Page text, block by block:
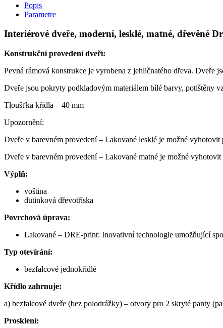
Popis
Parametre
Interiérové dveře, moderní, lesklé, matné, dřevěné
Konstrukční provedení dveří:
Pevná rámová konstrukce je vyrobena z jehličnatého dřeva. Dveře
Dveře jsou pokryty podkladovým materiálem bílé barvy, potištěny
Tloušťka křídla – 40 mm
Upozornění:
Dveře v barevném provedení – Lakované lesklé je možné vyhotovit
Dveře v barevném provedení – Lakované matné je možné
Výplň:
voština
dutinková dřevotříska
Povrchová úprava:
Lakované – DRE-print: Inovativní technologie umožňující
Typ otevírání:
bezfalcové jednokřídlé
Křídlo zahrnuje:
a) bezfalcové dveře (bez polodrážky) – otvory pro 2 skryté panty
Prosklení: